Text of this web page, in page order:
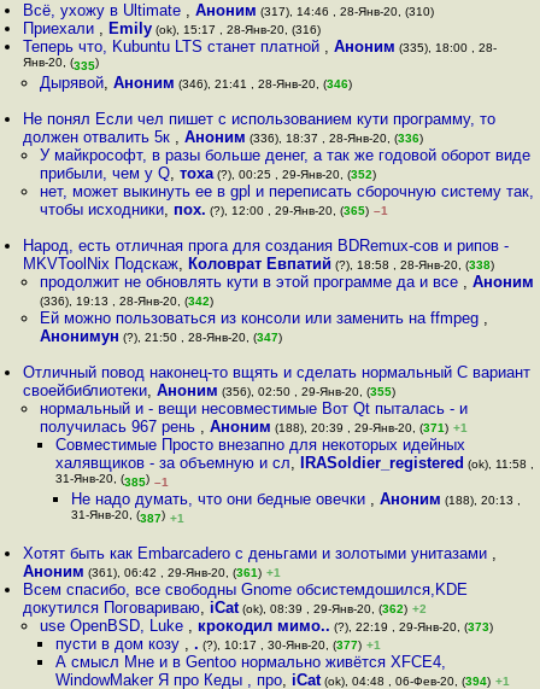
Всё, ухожу в Ultimate ,Аноним (317), 14:46 , 28-Янв-20, (310)
Приехали , Emily (ok), 15:17 , 28-Янв-20, (316)
Теперь что, Kubuntu LTS станет платной ,Аноним (335), 18:00 , 28-
Янв-20, (335)
Дырявой, Аноним (346), 21:41 , 28-Янв-20, (346)
Не понял Если чел пишет с использованием кути программу, то
должен отвалить 5к ,Аноним (336), 18:37 , 28-Янв-20, (336)
У майкрософт, в разы больше денег, а так же годовой оборот виде
прибыли, чем у Q, тоха(?), 00:25 , 29-Янв-20, (352)
нет, может выкинуть ее в gpl и переписать сборочную систему так,
чтобы исходники, пох. (?), 12:00 , 29-Янв-20, (365) –1
Народ, есть отличная прога для создания BDRemux-сов и рипов -
MKVToolNix Подскаж, Коловрат Евпатий (?), 18:58 , 28-Янв-20, (338)
продолжит не обновлять кути в этой программе да и все , Аноним
(336), 19:13 , 28-Янв-20, (342)
Ей можно пользоваться из консоли или заменить на ffmpeg ,
Анонимун (?), 21:50 , 28-Янв-20, (347)
Отличный повод наконец-то вщять и сделать нормальный С вариант
своейбиблиотеки,Аноним (356), 02:50 , 29-Янв-20, (355)
нормальный и - вещи несовместимые Вот Qt пыталась - и
получилась 967 рень , Аноним (188), 20:39 , 29-Янв-20, (371) +1
Совместимые Просто внезапно для некоторых идейных
халявщиков - за объемную и сл, IRASoldier_registered (ok), 11:58 ,
31-Янв-20, (385) –1
Не надо думать, что они бедные овечки ,Аноним (188), 20:13 ,
31-Янв-20, (387) +1
Хотят быть как Embarcadero с деньгами и золотыми унитазами ,
Аноним (361), 06:42 , 29-Янв-20, (361) +1
Всем спасибо, все свободны Gnome обсистемдошился,KDE
докутился Поговариваю, iCat (ok), 08:39 , 29-Янв-20, (362) +2
use OpenBSD, Luke , крокодил мимо.. (?), 22:19 , 29-Янв-20, (373)
пусти в дом козу , . (?), 10:17 , 30-Янв-20, (377) +1
А смысл Мне и в Gentoo нормально живётся XFCE4,
WindowMaker Я про Кеды , про, iCat(ok), 04:48 , 06-Фев-20, (394) +1